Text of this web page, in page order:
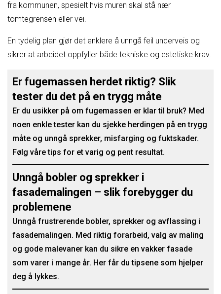
fra kommunen, spesielt hvis muren skal stå nær
tomtegrensen eller vei.
En tydelig plan gjør det enklere å unngå feil underveis og
sikrer at arbeidet oppfyller både tekniske og estetiske krav.
Er fugemassen herdet riktig? Slik
tester du det på en trygg måte
Er du usikker på om fugemassen er klar til bruk? Med
noen enkle tester kan du sjekke herdingen på en trygg
måte og unngå sprekker, misfarging og fuktskader.
Følg våre tips for et varig og pent resultat.
Unngå bobler og sprekker i
fasademalingen – slik forebygger du
problemene
Unngå frustrerende bobler, sprekker og avflassing i
fasademalingen. Med riktig forarbeid, valg av maling
og gode malevaner kan du sikre en vakker fasade
som varer i mange år. Her får du tipsene som hjelper
deg å lykkes.